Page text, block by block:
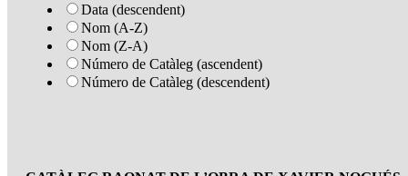
Data (descendent)
Nom (A-Z)
Nom (Z-A)
Número de Catàleg (ascendent)
Número de Catàleg (descendent)